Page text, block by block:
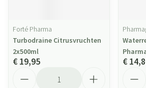
Forté Pharma
Turbodraine Citrusvruchten
2x500ml
€ 19,95 €